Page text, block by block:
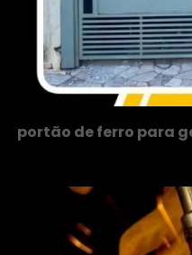
portão de ferro para